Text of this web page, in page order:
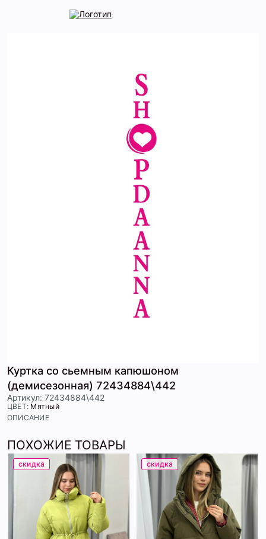
Куртка со сьемным капюшоном
(демисезонная) 72434884\442
Артикул: 72434884\442
ЦВЕТ: Мятный
ОПИСАНИЕ
ПОХОЖИЕ ТОВАРЫ
скидка скидка